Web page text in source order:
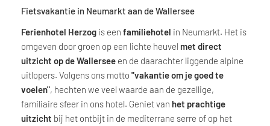
Fietsvakantie in Neumarkt aan de Wallersee
Ferienhotel Herzog is een familiehotel in Neumarkt. Het is
omgeven door groen op een lichte heuvel met direct
uitzicht op de Wallersee en de daarachter liggende alpine
uitlopers. Volgens ons motto "vakantie om je goed te
voelen", hechten we veel waarde aan de gezellige,
familiaire sfeer in ons hotel. Geniet van het prachtige
uitzicht bij het ontbijt in de mediterrane serre of op het